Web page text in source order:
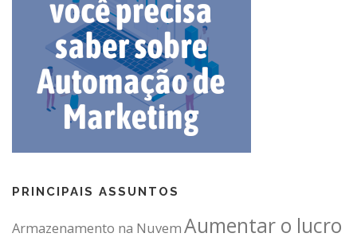
PRINCIPAIS ASSUNTOS
Armazenamento na NuvemAumentar o lucro